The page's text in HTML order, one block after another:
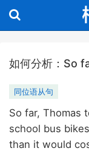
如何分析：So
同位语从句
So far, Thomas
school bus
than it would